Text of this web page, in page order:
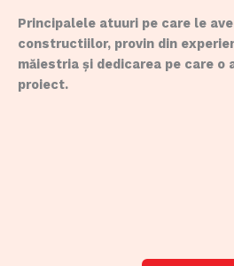
Principalele atuuri pe care le
constructiilor, provin din
măiestria și dedicarea pe care o
proiect.